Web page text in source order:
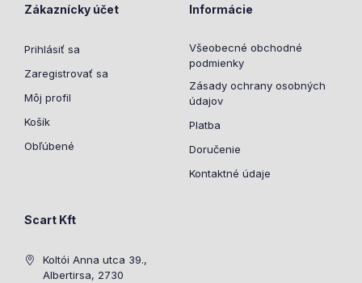
Zákaznícky účet
Prihlásiť sa
Zaregistrovať sa
Môj profil
Košík
Obľúbené
Informácie
Všeobecné obchodné
podmienky
Zásady ochrany osobných
údajov
Platba
Doručenie
Kontaktné údaje
Scart Kft
Koltói Anna utca 39.,
Albertirsa, 2730